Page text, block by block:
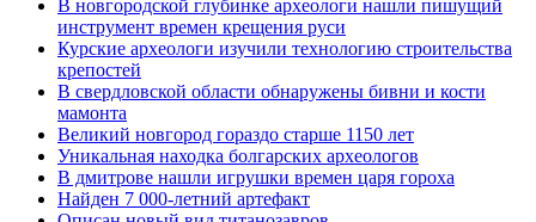
В новгородской глубинке археологи нашли пишущий
инструмент времен крещения руси
Курские археологи изучили технологию строительства
крепостей
В свердловской области обнаружены бивни и кости
мамонта
Великий новгород гораздо старше 1150 лет
Уникальная находка болгарских археологов
В дмитрове нашли игрушки времен царя гороха
Найден 7 000-летний артефакт